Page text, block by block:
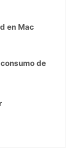
en Mac
de